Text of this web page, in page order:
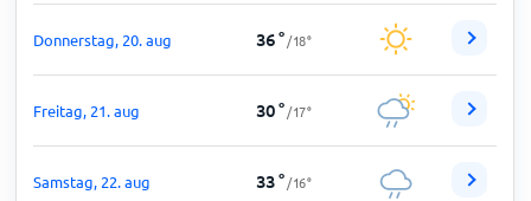
Donnerstag, 20. aug 36° /18°
Freitag, 21. aug 30° /17°
Samstag, 22. aug 33° /16°